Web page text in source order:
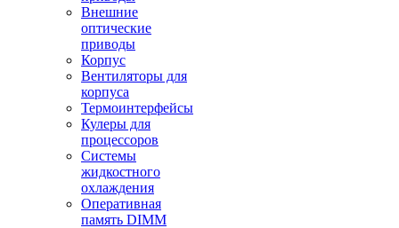
Внешние
оптические
приводы
Корпус
Вентиляторы для
корпуса
Термоинтерфейсы
Кулеры для
процессоров
Системы
жидкостного
охлаждения
Оперативная
память DIMM